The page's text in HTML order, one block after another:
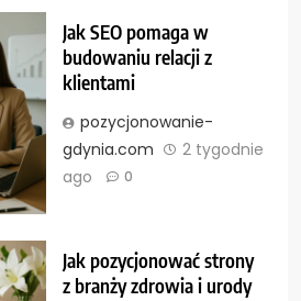
Jak SEO pomaga w
budowaniu relacji z
klientami
pozycjonowanie-
gdynia.com
2 tygodnie
ago
0
Jak pozycjonować strony
z branży zdrowia i urody